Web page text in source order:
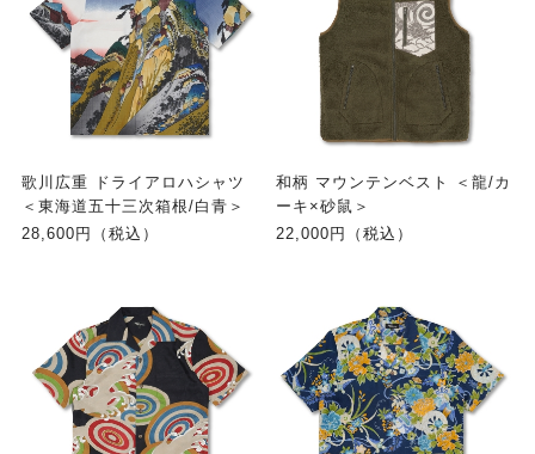
歌川広重 ドライアロハシャツ
＜東海道五十三次箱根/白青＞
28,600円（税込）
和柄 マウンテンベスト ＜龍/カ
ーキ×砂鼠＞
22,000円（税込）